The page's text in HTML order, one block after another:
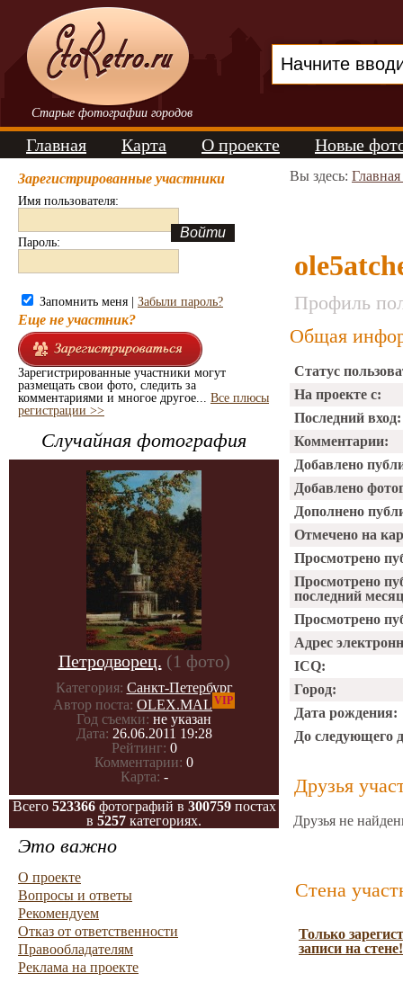
Старые фотографии городов
Главная Карта О проекте Новые
Зарегистрированные участники
Имя пользователя:
Пароль:
Запомнить меня | Забыли пароль?
Еще не участник?
Зарегистрированные участники могут
размещать свои фото, следить за
комментариями и многое другое... Все плюсы
регистрации >>
Случайная фотография
Петродворец. (1 фото)
Категория: Санкт-Петербург
Автор поста: OLEX.MAL VIP
Год съемки: не указан
Дата: 26.06.2011 19:28
Рейтинг: 0
Комментарии: 0
Карта: -
Всего 523366фотографий в 300759постах
в 5257 категориях.
Это важно
О проекте
Вопросы и ответы
Рекомендуем
Отказ от ответственности
Правообладателям
Реклама на проекте
Вы здесь:
Профиль
Общая
Статус
На проекте с:
Последний вход:
Комментарии:
Добавлено
Добавлено
Дополнено
Отмечено на
Просмотрено
Просмотрено
последний
Просмотрено
Адрес
ICQ:
Город:
Дата рождения:
До следующего
Друзья
Друзья не
Стена
Только
записи на стене!